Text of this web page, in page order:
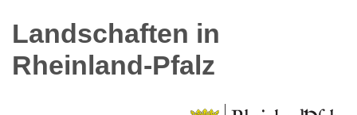
Landschaften in
Rheinland-Pfalz